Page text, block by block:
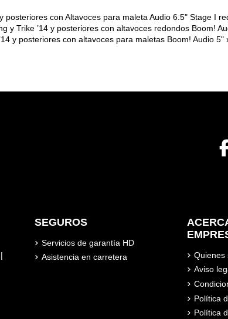
posteriores con Altavoces para maleta Audio 6.5" Stage I
y Trike ’14 y posteriores con altavoces redondos Boom!
y posteriores con altavoces para maletas Boom! Audio 5"
SEGUROS
Servicios de garantía HD
Asistencia en carretera
Quienes
Aviso
Política
Política